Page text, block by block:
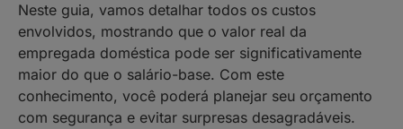
Neste guia, vamos detalhar todos os custos
envolvidos, mostrando que o valor real da
empregada doméstica pode ser significativamente
maior do que o salário-base. Com este
conhecimento, você poderá planejar seu orçamento
com segurança e evitar surpresas desagradáveis.